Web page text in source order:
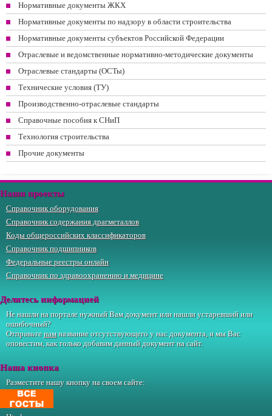
Нормативные документы ЖКХ
Нормативные документы по надзору в области строительства
Нормативные документы субъектов Российской Федерации
Отраслевые и ведомственные нормативно-методические документы
Отраслевые стандарты (ОСТы)
Технические условия (ТУ)
Производственно-отраслевые стандарты
Справочные пособия к СНиП
Технология строительства
Прочие документы
Наши проекты
Справочник оборудования
Справочник содержания драгметаллов
Коды общероссийских классификаторов
Справочник подшипников
Федеральные реестры онлайн
Справочник по здравоохранению и медицине
Делитесь информацией
Не нашли на портале нужный Вам документ или нашли устаревший или
ошибочный?
Отправьтенамназвание отсутствующего у нас документа, и мы Вас
оповестим, как только добавим данный документ на сайт.
Наша кнопка
Разместите нашу кнопку на своем сайте: